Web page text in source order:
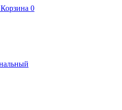
Корзина 0